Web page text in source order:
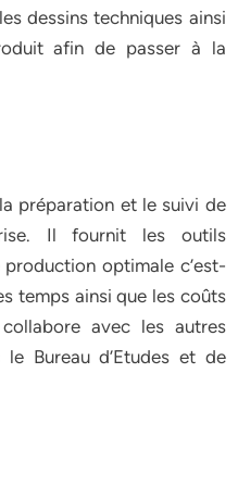
dessins techniques ainsi
afin de passer à la
préparation et le suivi de
Il fournit les outils
optimale c’est-
temps ainsi que les coûts
avec les autres
Bureau d’Etudes et de